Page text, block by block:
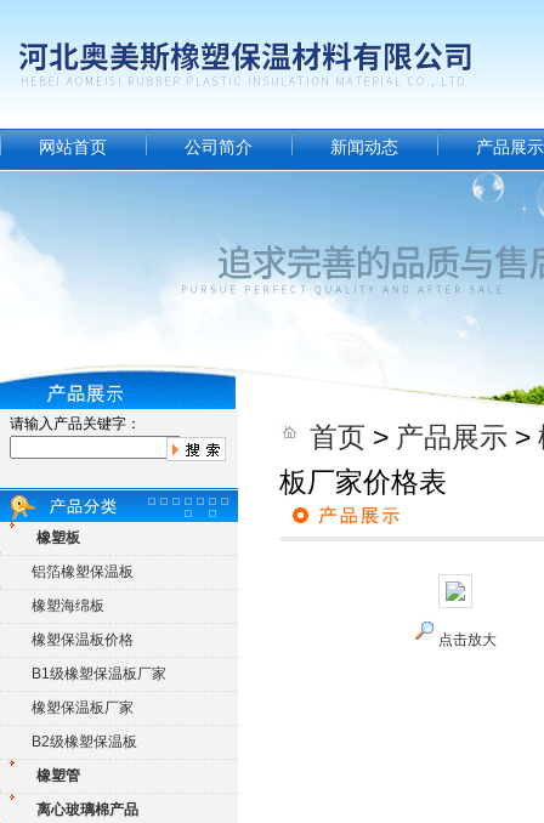
网站首页 公司简介 新闻动态 产品展示
请输入产品关键字：
橡塑板
铝箔橡塑保温板
橡塑海绵板
橡塑保温板价格
B1级橡塑保温板厂家
橡塑保温板厂家
B2级橡塑保温板
橡塑管
离心玻璃棉产品
首页 > 产品展示 >
板厂家价格表
点击放大